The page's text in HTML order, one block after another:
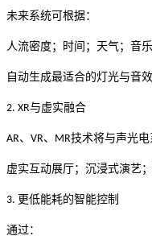
未来系统可根据：
人流密度；时间；天气；音
自动生成最适合的灯光与音效
2. XR与虚实融合
AR、 VR、 MR技术将与声光电
虚实互动展厅；沉浸式演艺
3. 更低能耗的智能控制
通过：